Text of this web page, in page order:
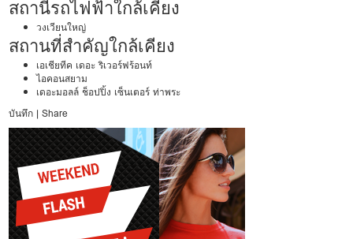
สถานีรถไฟฟ้าใกล้เคียง
วงเวียนใหญ่
สถานที่สำคัญใกล้เคียง
เอเชียทีค เดอะ ริเวอร์ฟร้อนท์
ไอคอนสยาม
เดอะมอลล์ ช็อปปิ้ง เซ็นเตอร์ ท่าพระ
บันทึก | Share